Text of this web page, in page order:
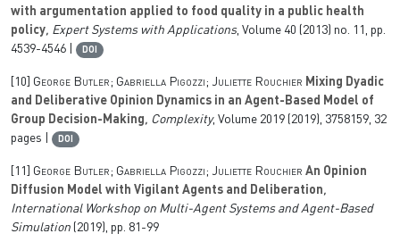
with argumentation applied to food quality in a public health
policy, Expert Systems with Applications, Volume 40 (2013) no. 11, pp.
4539-4546 |
DOI
[10] George Butler; Gabriella Pigozzi; Juliette Rouchier Mixing Dyadic
and Deliberative Opinion Dynamics in an Agent-Based Model of
Group Decision-Making, Complexity, Volume 2019 (2019), 3758159, 32
pages |
DOI
[11] George Butler; Gabriella Pigozzi; Juliette Rouchier An Opinion
Diffusion Model with Vigilant Agents and Deliberation,
International Workshop on Multi-Agent Systems and Agent-Based
Simulation (2019), pp. 81-99